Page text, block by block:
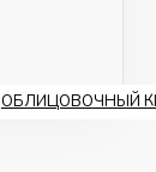
ОБЛИЦОВОЧНЫЙ